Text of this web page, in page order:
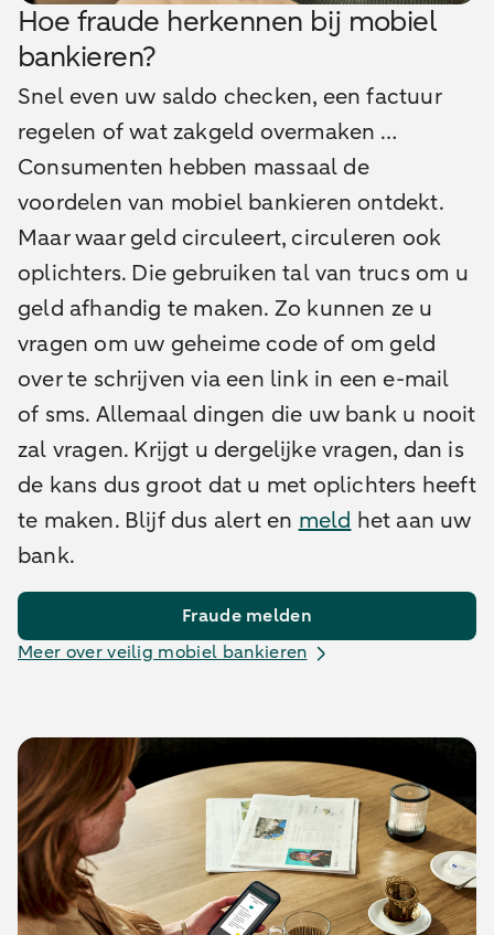
Hoe fraude herkennen bij mobiel
bankieren?
Snel even uw saldo checken, een factuur
regelen of wat zakgeld overmaken …
Consumenten hebben massaal de
voordelen van mobiel bankieren ontdekt.
Maar waar geld circuleert, circuleren ook
oplichters. Die gebruiken tal van trucs om u
geld afhandig te maken. Zo kunnen ze u
vragen om uw geheime code of om geld
over te schrijven via een link in een e-mail
of sms. Allemaal dingen die uw bank u nooit
zal vragen. Krijgt u dergelijke vragen, dan is
de kans dus groot dat u met oplichters heeft
te maken. Blijf dus alert en meld het aan uw
bank.
Fraude melden
Meer over veilig mobiel bankieren